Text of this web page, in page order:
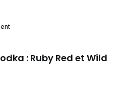
: Ruby Red et Wild